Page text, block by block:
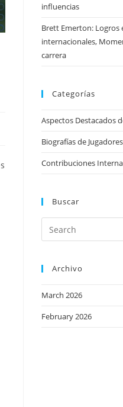
influencias
Brett Emerton: Logros
internacionales,
carrera
Categorías
Aspectos Destacados
Biografías de Jugadores
Contribuciones
Buscar
Archivo
March 2026
February 2026